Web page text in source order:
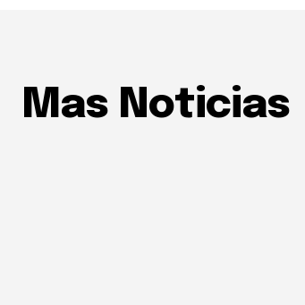
Mas Noticias